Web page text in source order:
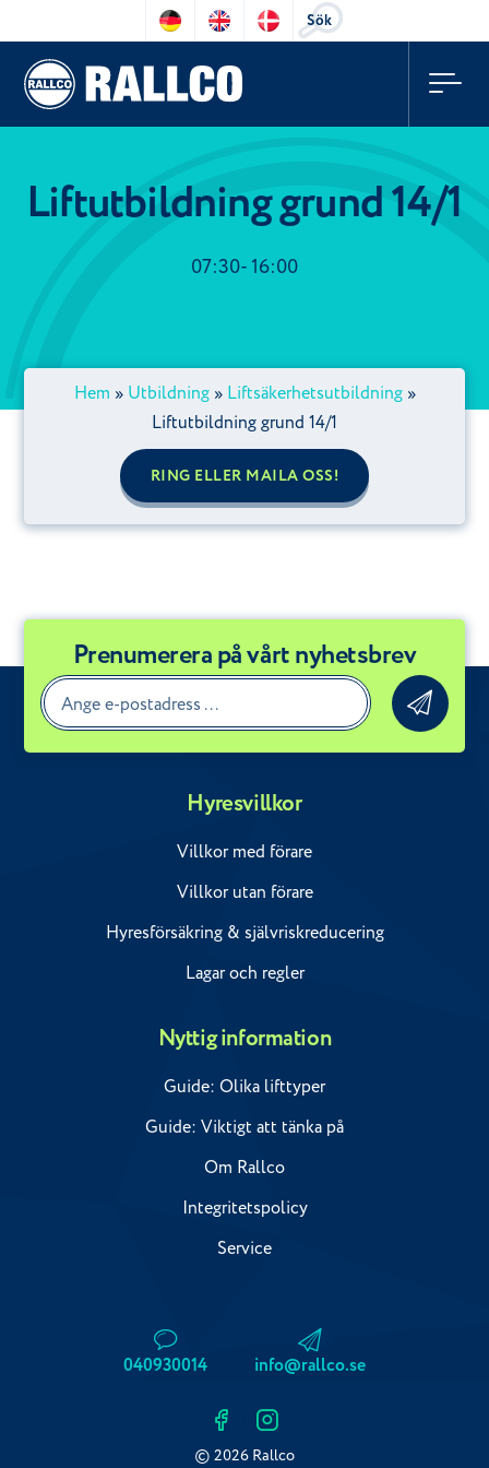
Sök
Liftutbildning grund 14/1
07:30- 16:00
Hem » Utbildning» Liftsäkerhetsutbildning»
Liftutbildning grund 14/1
RING ELLER MAILA OSS!
Prenumerera på vårt nyhetsbrev
Hyresvillkor
Villkor med förare
Villkor utan förare
Hyresförsäkring & självriskreducering
Lagar och regler
Nyttig information
Guide: Olika lifttyper
Guide: Viktigt att tänka på
Om Rallco
Integritetspolicy
Service
040930014 info@rallco.se
© 2026 Rallco